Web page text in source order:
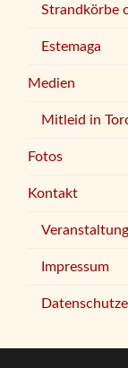
Strandkörbe
Estemaga
Medien
Mitleid in
Fotos
Kontakt
Impressum